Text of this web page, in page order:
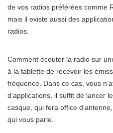
de vos radios préférées comme
mais il existe aussi des
radios.
Comment écouter la radio sur
à la tablette de recevoir les
fréquence. Dans ce cas, vous
d’applications, il suffit de lancer
casque, qui fera office
qui vous parle.